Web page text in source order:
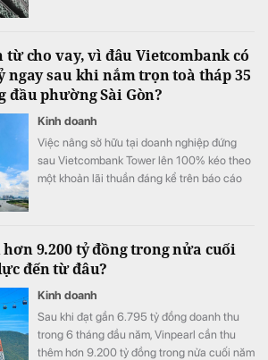
cho vay, vì đâu Vietcombank có
ngay sau khi nắm trọn toà tháp 35
đầu phường Sài Gòn?
Kinh doanh
Việc nâng sở hữu tại doanh nghiệp đứng
sau Vietcombank Tower lên 100% kéo theo
một khoản lãi thuần đáng kể trên báo cáo
9.200 tỷ đồng trong nửa cuối
đến từ đâu?
Kinh doanh
Sau khi đạt gần 6.795 tỷ đồng doanh thu
trong 6 tháng đầu năm, Vinpearl cần thu
thêm hơn 9.200 tỷ đồng trong nửa cuối năm